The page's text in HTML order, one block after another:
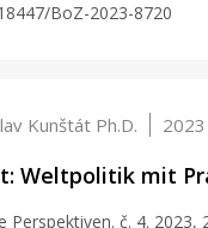
BoZ-2023-8720
Kunštát Ph.D. 2023
Weltpolitik mit
Perspektiven. č. 4. 2023,